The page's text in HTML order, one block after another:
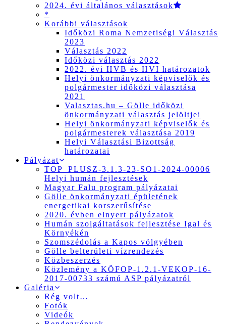
2024. évi általános választások
*
Korábbi választások
Időközi Roma Nemzetiségi Választás
2023
Választás 2022
Időközi választás 2022
2022. évi HVB és HVI határozatok
Helyi önkormányzati képviselők és
polgármester időközi választása
2021
Valasztas.hu – Gölle időközi
önkormányzati választás jelöltjei
Helyi önkormányzati képviselők és
polgármesterek választása 2019
Helyi Választási Bizottság
határozatai
Pályázat
TOP_PLUSZ-3.1.3-23-SO1-2024-00006
Helyi humán fejlesztések
Magyar Falu program pályázatai
Gölle önkormányzati épületének
energetikai korszerűsítése
2020. évben elnyert pályázatok
Humán szolgáltatások fejlesztése Igal és
Környékén
Szomszédolás a Kapos völgyében
Gölle belterületi vízrendezés
Közbeszerzés
Közlemény a KÖFOP-1.2.1-VEKOP-16-
2017-00733 számú ASP pályázatról
Galéria
Rég volt…
Fotók
Videók